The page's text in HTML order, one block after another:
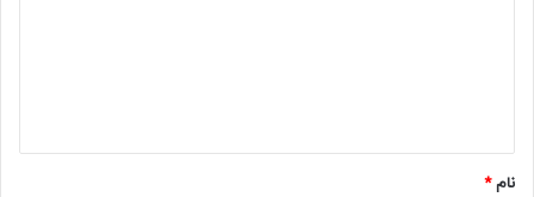
نام*